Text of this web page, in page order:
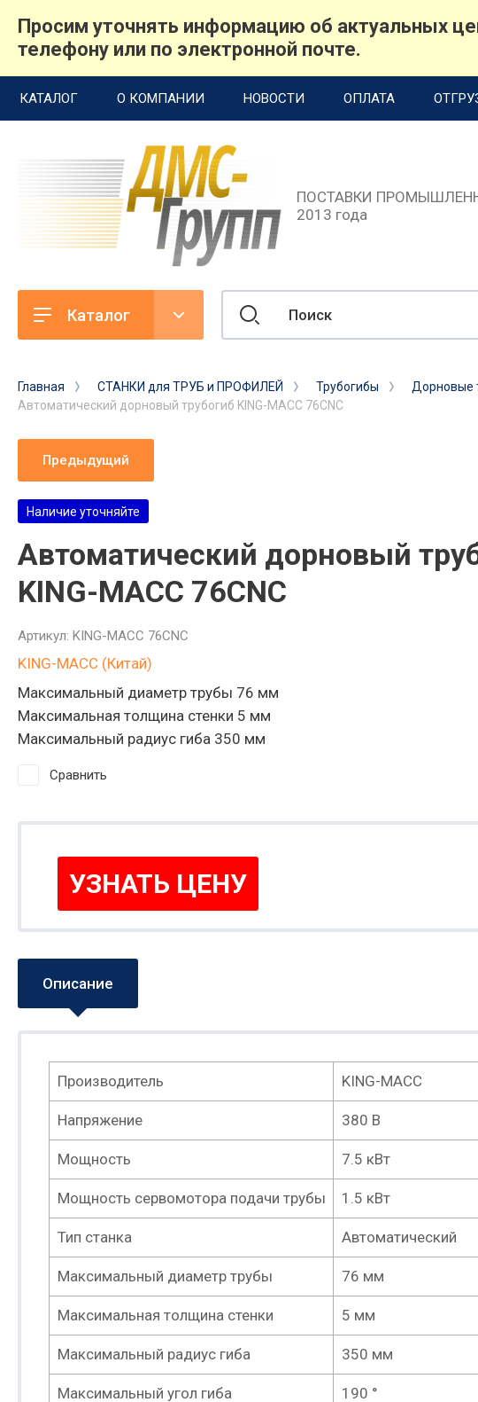
Просим уточнять информацию об актуальных
телефону или по электронной почте.
назад
О компании
Поставщики
назад
Гарантийное обслуживание
Ремонт станков
Поставка запчастей и оснастки
Подбор оборудования
Демонстрация оборудования
Лизинг
КАТАЛОГ О КОМПАНИИ НОВОСТИ ОПЛАТА
ПОСТАВКИ
2013 года
Каталог
Главная СТАНКИ для ТРУБ и ПРОФИЛЕЙ Трубогибы Дорновые
Автоматический дорновый трубогиб KING-MACC 76CNC
Предыдущий
Наличие уточняйте
Автоматический дорновый
KING-MACC 76CNC
Артикул: KING-MACC 76CNC
KING-MACC (Китай)
Максимальный диаметр трубы 76 мм
Максимальная толщина стенки 5 мм
Максимальный радиус гиба 350 мм
Сравнить
УЗНАТЬ ЦЕНУ
Описание
Производитель KING-MACC
Напряжение 380 В
Мощность 7.5 кВт
Мощность сервомотора подачи трубы 1.5 кВт
Тип станка Автоматический
Максимальный диаметр трубы 76 мм
Максимальная толщина стенки 5 мм
Максимальный радиус гиба 350 мм
Максимальный угол гиба 190 °